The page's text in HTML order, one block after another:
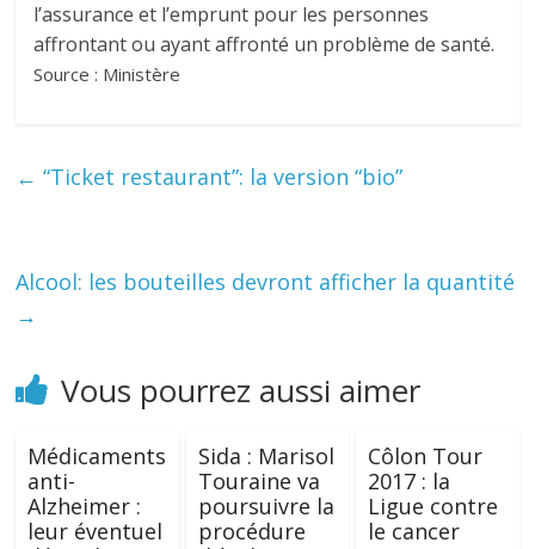
l’assurance et l’emprunt pour les personnes
affrontant ou ayant affronté un problème de santé.
Source : Ministère
← “Ticket restaurant”: la version “bio”
Alcool: les bouteilles devront afficher la quantité
→
Vous pourrez aussi aimer
Médicaments
anti-
Alzheimer :
leur éventuel
Sida : Marisol
Touraine va
poursuivre la
procédure
Côlon Tour
2017 : la
Ligue contre
le cancer